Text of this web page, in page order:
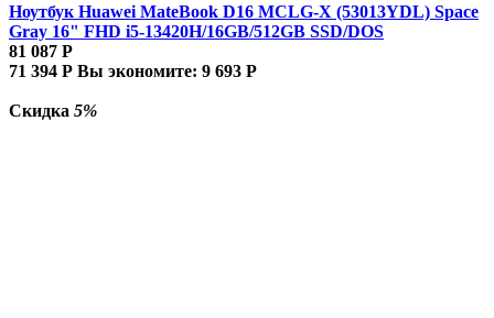
Ноутбук Huawei MateBook D16 MCLG-X (53013YDL) Space
Gray 16" FHD i5-13420H/16GB/512GB SSD/DOS
81 087 Р
71 394 Р Вы экономите: 9 693 Р
Скидка 5%